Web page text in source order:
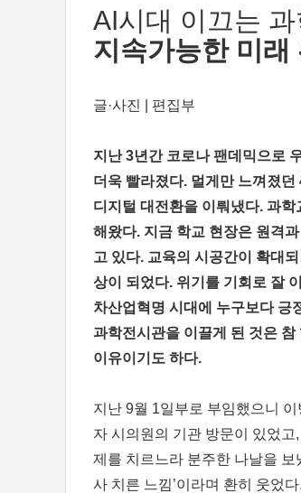
AI시대 이끄는
지속가능한 미래
글·사진 | 편집부
지난 3년간 코로나 팬데믹으로
더욱 빨라졌다. 멀게만 느껴졌
디지털 대전환을 이뤄냈다. 과
해왔다. 지금 학교 현장은 원격
고 있다. 교육의 시공간이 확대
상이 되었다. 위기를 기회로 잘
차산업혁명 시대에 누구보다 긍
과학전시관을 이끌게 된 것은
이유이기도 하다.
지난 9월 1일부로 부임했으니
자 시의원의 기관 방문이 있었
제를 치르느라 분주한 나날을 보
사 치른 느낌’이라며 환히 웃었다.